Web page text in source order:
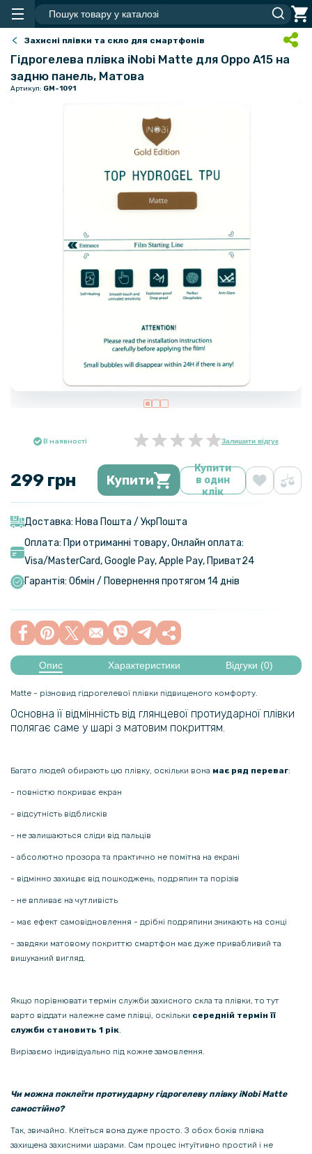
Захисні плівки та скло для смартфонів
Гідрогелева плівка iNobi Matte для Oppo A15 на
задню панель, Матова
Артикул: GM-1091
В наявності Залишити відгук
299 грн Купити
Купити
в один
клік
Доставка: Нова Пошта / УкрПошта
Оплата: При отриманні товару, Онлайн оплата:
Visa/MasterСard, Google Pay, Apple Pay, Приват24
Гарантія: Обмін / Повернення протягом 14 днів
Опис Характеристики Відгуки (0)
Matte - різновид гідрогелевої плівки підвищеного комфорту.
Основна її відмінність від глянцевої протиударної плівки
полягає саме у шарі з матовим покриттям.
Багато людей обирають цю плівку, оскільки вона має ряд переваг:
- повністю покриває екран
- відсутність відблисків
- не залишаються сліди від пальців
- абсолютно прозора та практично не помітна на екрані
- відмінно захищає від пошкоджень, подряпин та порізів
- не впливає на чутливість
- має ефект самовідновлення - дрібні подряпини зникають на сонці
- завдяки матовому покриттю смартфон має дуже привабливий та
вишуканий вигляд.
Якщо порівнювати термін служби захисного скла та плівки, то тут
варто віддати належне саме плівці, оскільки середній термін її
служби становить 1 рік.
Вирізаємо індивідуально під кожне замовлення.
Чи можна поклеїти протиударну гідрогелеву плівку iNobi Matte
самостійно?
Так, звичайно. Клеїться вона дуже просто. З обох боків плівка
захищена захисними шарами. Сам процес інтуїтивно простий і не